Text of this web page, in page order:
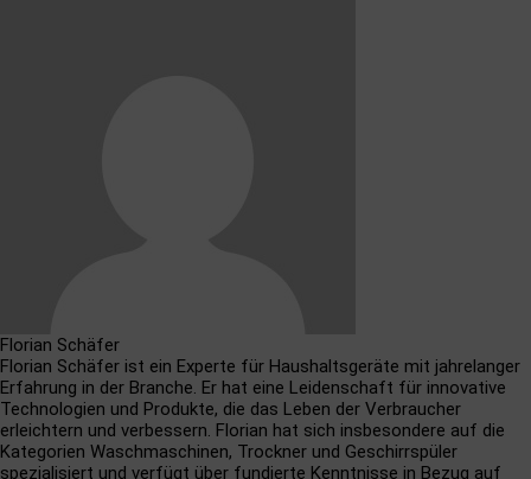
Florian Schäfer
Florian Schäfer ist ein Experte für Haushaltsgeräte mit jahrelanger
Erfahrung in der Branche. Er hat eine Leidenschaft für innovative
Technologien und Produkte, die das Leben der Verbraucher
erleichtern und verbessern. Florian hat sich insbesondere auf die
Kategorien Waschmaschinen, Trockner und Geschirrspüler
spezialisiert und verfügt über fundierte Kenntnisse in Bezug auf